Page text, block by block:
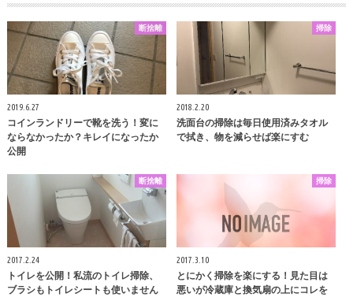
断捨離
2019.6.27
コインランドリーで靴を洗う！変に
ならなかったか？キレイになったか
公開
掃除
2018.2.20
洗面台の掃除は毎日使用済みタオル
で拭き、物を減らせば楽にすむ
断捨離
2017.2.24
トイレを公開！私流のトイレ掃除、
ブラシもトイレシートも使いません
掃除
2017.3.10
とにかく掃除を楽にする！見た目は
悪いが冷蔵庫と換気扇の上にコレを